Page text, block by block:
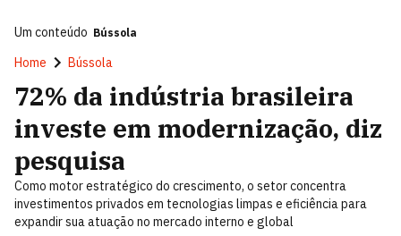
Um conteúdo Bússola
Home Bússola
72% da indústria brasileira
investe em modernização, diz
pesquisa
Como motor estratégico do crescimento, o setor concentra
investimentos privados em tecnologias limpas e eficiência para
expandir sua atuação no mercado interno e global